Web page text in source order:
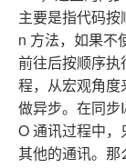
主要是指代码按
n 方法，如果不
前往后按顺序执
程，从宏观角度
做异步。在同步
O 通讯过程中，
其他的通讯。那